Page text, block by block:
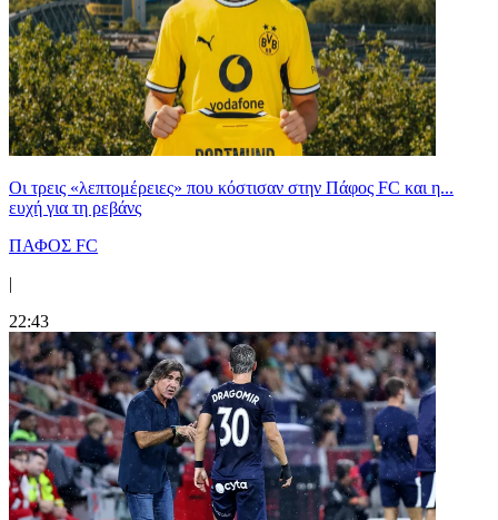
Οι τρεις «λεπτομέρειες» που κόστισαν στην Πάφος FC και η...
ευχή για τη ρεβάνς
ΠΑΦΟΣ FC
|
22:43